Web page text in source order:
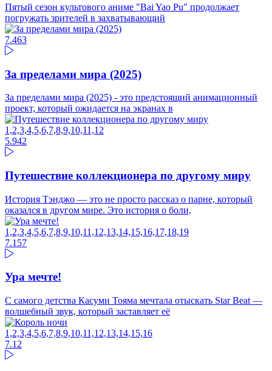
Пятый сезон культового аниме "Bai Yao Pu" продолжает
погружать зрителей в захватывающий
7.463
За пределами мира (2025)
За пределами мира (2025) - это предстоящий анимационный
проект, который ожидается на экранах в
1,2,3,4,5,6,7,8,9,10,11,12
5.942
Путешествие коллекционера по другому миру
История Тэнджо — это не просто рассказ о парне, который
оказался в другом мире. Это история о боли,
1,2,3,4,5,6,7,8,9,10,11,12,13,14,15,16,17,18,19
7.157
Ура мечте!
С самого детства Касуми Тояма мечтала отыскать Star Beat —
волшебный звук, который заставляет её
1,2,3,4,5,6,7,8,9,10,11,12,13,14,15,16
7.1 2